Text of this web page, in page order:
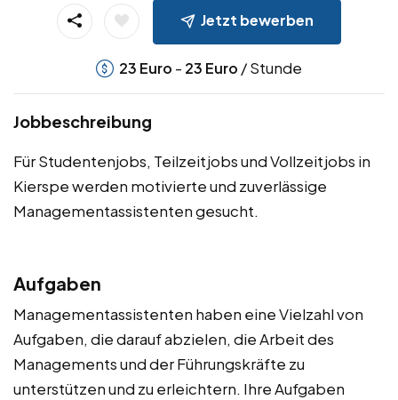
Jetzt bewerben
23 Euro - 23 Euro / Stunde
Jobbeschreibung
Für Studentenjobs, Teilzeitjobs und Vollzeitjobs in
Kierspe werden motivierte und zuverlässige
Managementassistenten gesucht.
Aufgaben
Managementassistenten haben eine Vielzahl von
Aufgaben, die darauf abzielen, die Arbeit des
Managements und der Führungskräfte zu
unterstützen und zu erleichtern. Ihre Aufgaben